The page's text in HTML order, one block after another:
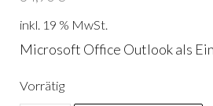
inkl. 19 % MwSt.
Microsoft Office Outlook als
Vorrätig